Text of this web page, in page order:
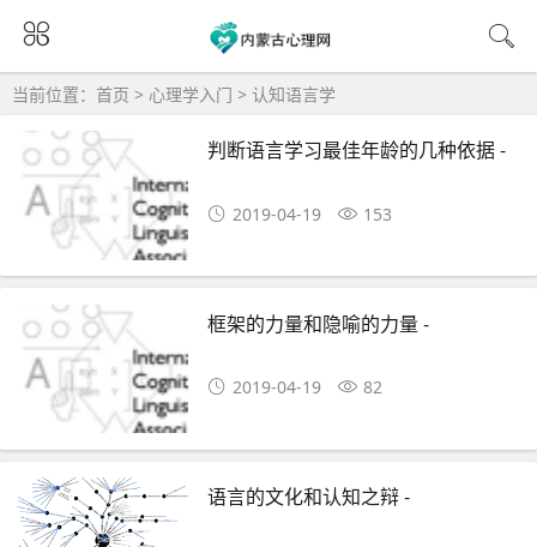
当前位置： 首页 > 心理学入门 > 认知语言学
判断语言学习最佳年龄的几种依据 -
2019-04-19 153
框架的力量和隐喻的力量 -
2019-04-19 82
语言的文化和认知之辩 -